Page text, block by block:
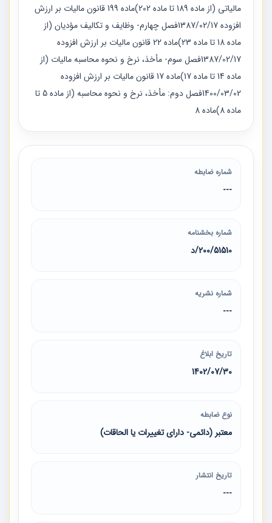
مالیاتی (از ماده 189 تا ماده 202)ماده 199 قانون ماليات بر ارزش
افزوده 1387/02/17فصل چهارم- وظایف و تکالیف مؤدیان (از
ماده 18 تا ماده 23)ماده 22 قانون ماليات بر ارزش افزوده
1387/02/17فصل سوم- مأخذ، نرخ و نحوه محاسبه مالیات (از
ماده 14 تا ماده 17)ماده 17 قانون مالیات بر ارزش افزوده
1400/03/02فصل دوم: مأخذ، نرخ و نحوه محاسبه (از ماده 5 تا
ماده 8)ماده 8
شماره ضابطه
---
شماره بخشنامه
200/51510/د
شماره نشریه
---
تاریخ ابلاغ
1402/07/30
نوع ضابطه
معتبر (دائمی- دارای تغییرات یا الحاقات)
تاریخ انتشار
---